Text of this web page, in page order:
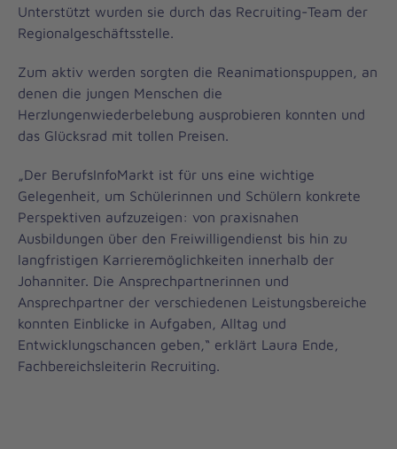
Unterstützt wurden sie durch das Recruiting-Team der
Regionalgeschäftsstelle.
Zum aktiv werden sorgten die Reanimationspuppen, an
denen die jungen Menschen die
Herzlungenwiederbelebung ausprobieren konnten und
das Glücksrad mit tollen Preisen.
„Der BerufsInfoMarkt ist für uns eine wichtige
Gelegenheit, um Schülerinnen und Schülern konkrete
Perspektiven aufzuzeigen: von praxisnahen
Ausbildungen über den Freiwilligendienst bis hin zu
langfristigen Karrieremöglichkeiten innerhalb der
Johanniter. Die Ansprechpartnerinnen und
Ansprechpartner der verschiedenen Leistungsbereiche
konnten Einblicke in Aufgaben, Alltag und
Entwicklungschancen geben,“ erklärt Laura Ende,
Fachbereichsleiterin Recruiting.